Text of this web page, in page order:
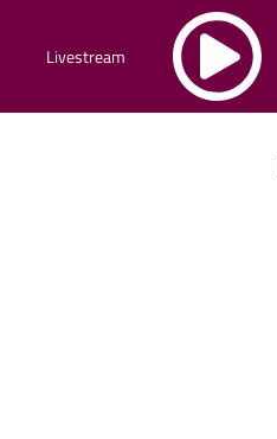
Livestream